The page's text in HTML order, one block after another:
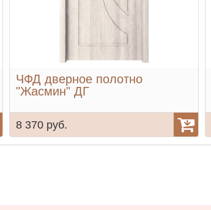
ЧФД дверное полотно
"Жасмин" ДГ
8 370 руб.